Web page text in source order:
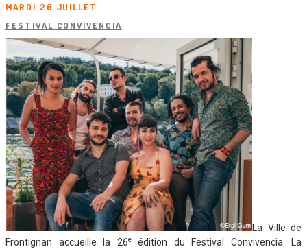
MARDI 26 JUILLET
FESTIVAL CONVIVENCIA
La Ville de
Frontignan accueille la 26eédition du Festival Convivencia. La